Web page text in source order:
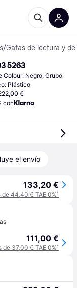
/Gafas de lectura y de
5263
Colour: Negro, Grupo
Plástico
€
con
el envío
133,20 €
de 44,40 € TAE 0%¹
111,00 €
de 37,00 € TAE 0%¹